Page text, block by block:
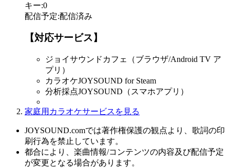
キー:0
配信予定:配信済み
【対応サービス】
ジョイサウンドカフェ（ブラウザ/Android TV ア
プリ）
カラオケJOYSOUND for Steam
分析採点JOYSOUND（スマホアプリ）
家庭用カラオケサービスを見る
JOYSOUND.comでは著作権保護の観点より、歌詞の印
刷行為を禁止しています。
都合により、楽曲情報/コンテンツの内容及び配信予定
が変更となる場合があります。